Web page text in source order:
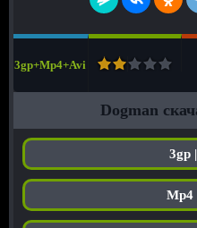
3gp+Mp4+Avi
Dogman
3gp
Mp4